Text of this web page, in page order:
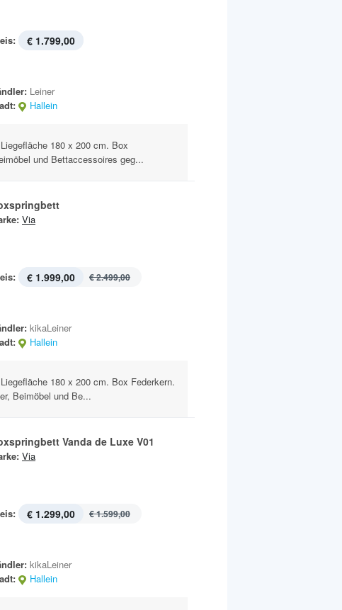
€ 1.799,00
Leiner
Hallein
180 x 200 cm. Box
und Bettaccessoires geg...
Via
€ 1.999,00 € 2.499,00
kikaLeiner
Hallein
180 x 200 cm. Box Federkern.
Beimöbel und Be...
Vanda de Luxe V01
Via
€ 1.299,00 € 1.599,00
kikaLeiner
Hallein